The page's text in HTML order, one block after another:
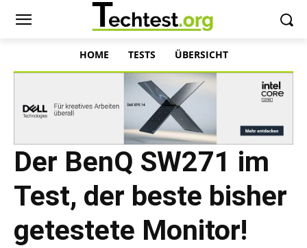
HOME TESTS ÜBERSICHT
Der BenQ SW271 im
Test, der beste bisher
getestete Monitor!